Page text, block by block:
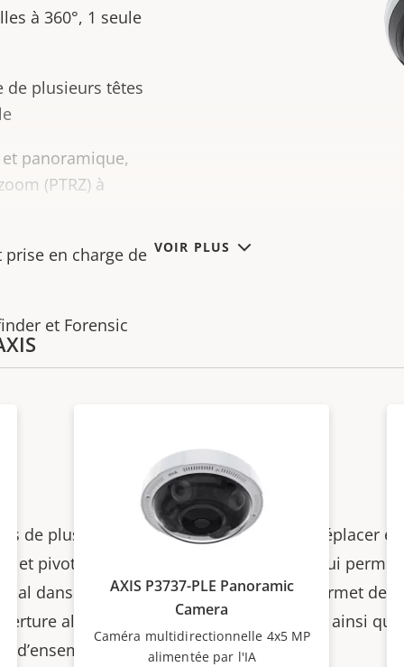
VOIR PLUS
à 360°, 1 seule
de plusieurs têtes
panoramique,
(PTRZ) à
prise en charge de
et Forensic
de plusieurs
et pivoter pour
dans diverses
allant jusqu’à
d’ensemble et de vue
possible de déplacer
distance, ce qui
facile. Cela permet de
temps d’arrêt, ainsi
technicien.
AXIS P3737-PLE Panoramic
Camera
Caméra multidirectionnelle 4x5 MP
alimentée par l'IA